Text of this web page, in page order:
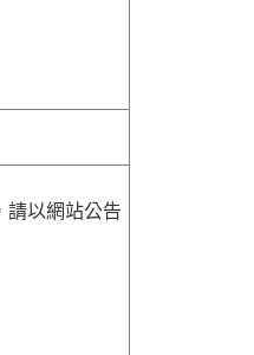
請以網站公告